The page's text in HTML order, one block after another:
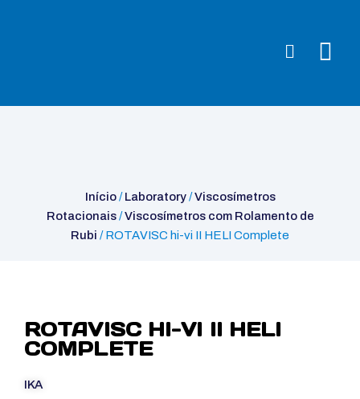
Início/Laboratory/Viscosímetros
Rotacionais/Viscosímetros com Rolamento de
Rubi / ROTAVISC hi-vi II HELI Complete
ROTAVISC HI-VI II HELI
COMPLETE
IKA